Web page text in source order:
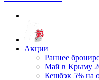
Акции
Раннее
Май в Крыму
Кешбэк 5% на